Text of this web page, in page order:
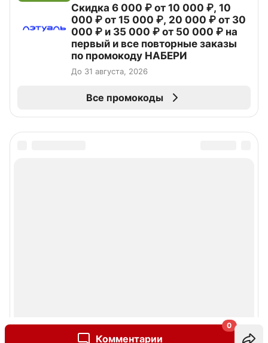
Комментарии
0
Скидка 6 000 ₽ от 10 000 ₽, 10
000 ₽ от 15 000 ₽, 20 000 ₽ от 30
000 ₽ и 35 000 ₽ от 50 000 ₽ на
первый и все повторные заказы
по промокоду НАБЕРИ
До 31 августа, 2026
Все промокоды